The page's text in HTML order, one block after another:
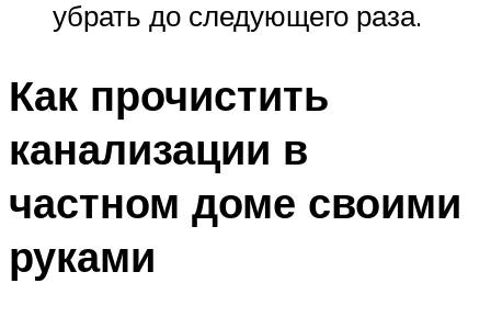
убрать до следующего раза.
Как прочистить
канализации в
частном доме своими
руками